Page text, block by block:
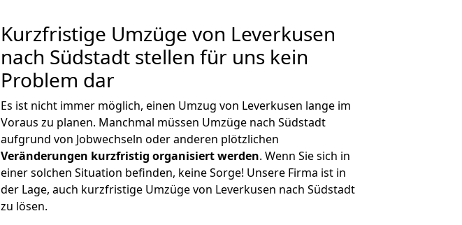
Kurzfristige Umzüge von Leverkusen
nach Südstadt stellen für uns kein
Problem dar
Es ist nicht immer möglich, einen Umzug von Leverkusen lange im
Voraus zu planen. Manchmal müssen Umzüge nach Südstadt
aufgrund von Jobwechseln oder anderen plötzlichen
Veränderungen kurzfristig organisiert werden. Wenn Sie sich in
einer solchen Situation befinden, keine Sorge! Unsere Firma ist in
der Lage, auch kurzfristige Umzüge von Leverkusen nach Südstadt
zu lösen.